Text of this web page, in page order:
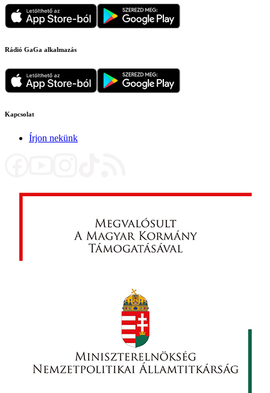
Rádió GaGa alkalmazás
Kapcsolat
Írjon nekünk